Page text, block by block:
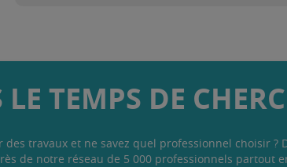
LE TEMPS DE
des travaux et ne savez quel professionnel choisir ?
de notre réseau de 5 000 professionnels partout